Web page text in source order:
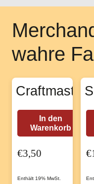
wahre
Craftmaster
In den
Warenkorb
€3,50
Enthält 19% MwSt.
€